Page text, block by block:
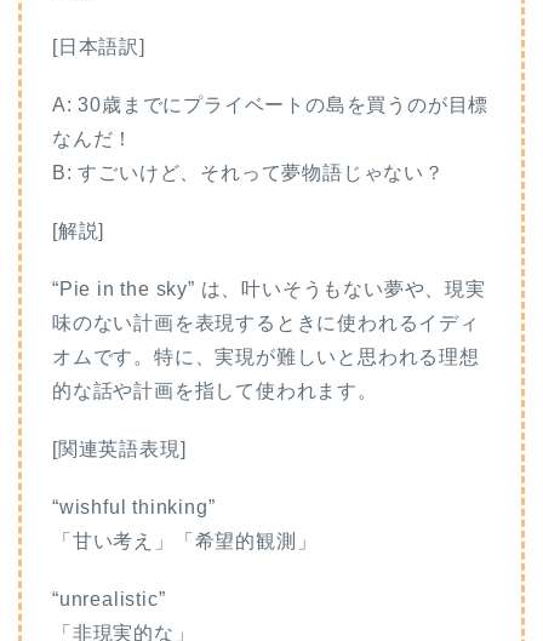
[日本語訳]
A: 30歳までにプライベートの島を買うのが目標
なんだ！
B: すごいけど、それって夢物語じゃない？
[解説]
“Pie in the sky” は、叶いそうもない夢や、現実
味のない計画を表現するときに使われるイディ
オムです。特に、実現が難しいと思われる理想
的な話や計画を指して使われます。
[関連英語表現]
“wishful thinking”
「甘い考え」「希望的観測」
“unrealistic”
「非現実的な」